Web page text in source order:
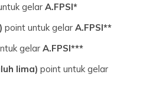
gelar A.FPSI*
point untuk gelar A.FPSI**
gelar A.FPSI***
lima) point untuk gelar